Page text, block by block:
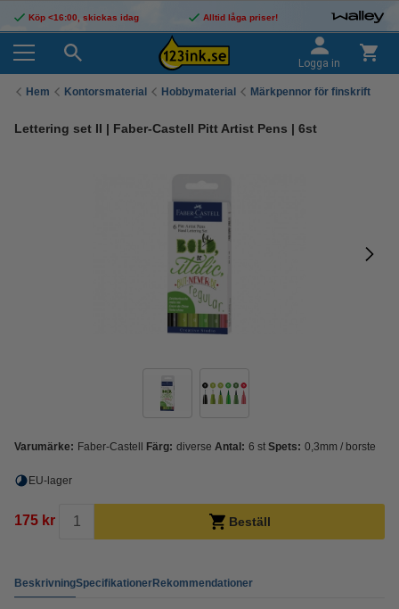
Köp <16:00, skickas idag Alltid låga priser!
Logga in
Hem Kontorsmaterial Hobbymaterial Märkpennor för finskrift
Lettering set II | Faber-Castell Pitt Artist Pens | 6st
Varumärke: Faber-Castell Färg: diverse Antal: 6 st Spets: 0,3mm / borste
EU-lager
175 kr Beställ
BeskrivningSpecifikationerRekommendationer